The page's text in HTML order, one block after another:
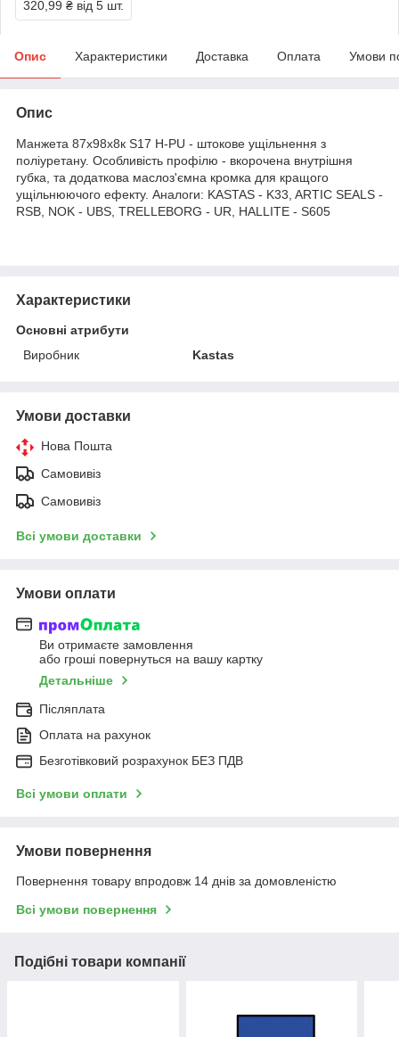
320,99 ₴ від 5 шт.
Опис Характеристики Доставка Оплата Умови
Опис
Манжета 87х98х8к S17 H-PU - штокове ущільнення з
поліуретану. Особливість профілю - вкорочена внутрішня
губка, та додаткова маслоз'ємна кромка для кращого
ущільнюючого ефекту. Аналоги: KASTAS - K33, ARTIC SEALS -
RSB, NOK - UBS, TRELLEBORG - UR, HALLITE - S605
Характеристики
Основні атрибути
Виробник
Kastas
Умови доставки
Нова Пошта
Самовивіз
Самовивіз
Всі умови доставки
Умови оплати
Ви отримаєте замовлення
або гроші повернуться на вашу картку
Детальніше
Післяплата
Оплата на рахунок
Безготівковий розрахунок БЕЗ ПДВ
Всі умови оплати
Умови повернення
Повернення товару впродовж 14 днів за домовленістю
Всі умови повернення
Подібні товари компанії